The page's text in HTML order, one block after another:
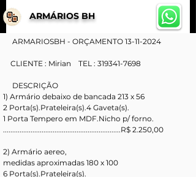
ARMÁRIOS BH
     ARMARIOSBH - ORÇAMENTO 13-11-2024
    CLIENTE : Mirian    TEL : 319341-7698
     DESCRIÇÃO
1) Armário debaixo de bancada 213 x 56
2 Porta(s).Prateleira(s).4 Gaveta(s).
1 Porta Tempero em MDF.Nicho p/ forno.
................................................................R$ 2.250,00
2) Armário aereo,
medidas aproximadas 180 x 100
6 Porta(s).Prateleira(s).